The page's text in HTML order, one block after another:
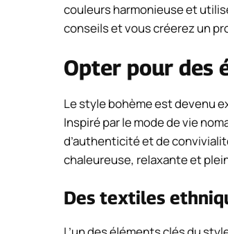
couleurs harmonieuse et
conseils et vous créerez un
Opter pour des
Le style bohème est devenu
Inspiré par le mode de vie
d’authenticité et de
chaleureuse, relaxante et
Des textiles